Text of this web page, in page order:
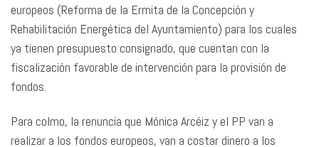
europeos (Reforma de la Ermita de la Concepción y
Rehabilitación Energética del Ayuntamiento) para los cuales
ya tienen presupuesto consignado, que cuentan con la
fiscalización favorable de intervención para la provisión de
fondos.
Para colmo, la renuncia que Mónica Arcéiz y el PP van a
realizar a los fondos europeos, van a costar dinero a los